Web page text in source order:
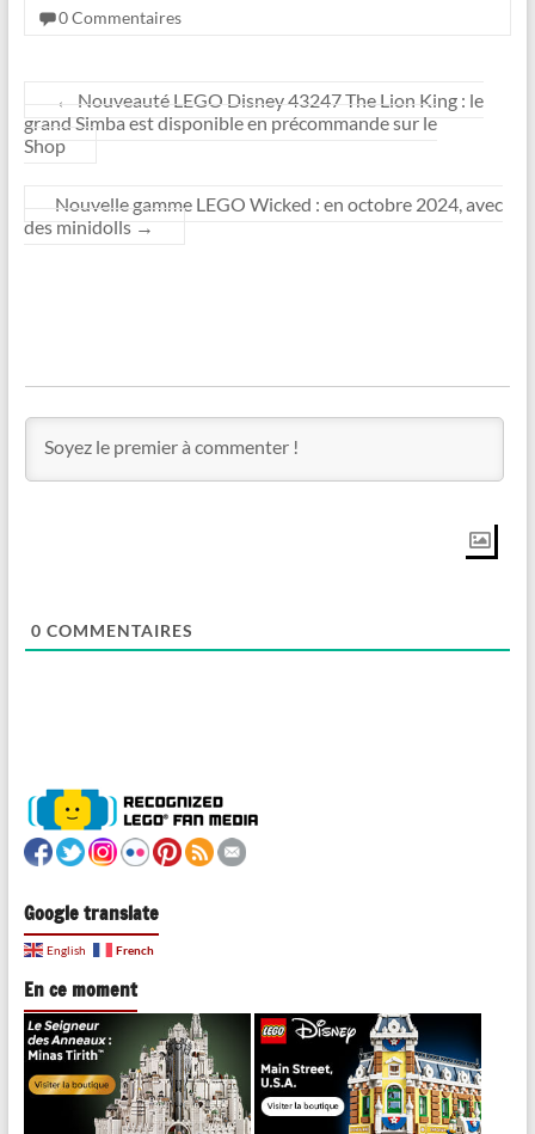
0 Commentaires
←
Nouveauté LEGO Disney 43247 The Lion King : le
grand Simba est disponible en précommande sur le
Shop
Nouvelle gamme LEGO Wicked : en octobre 2024, avec
des minidolls →
0 COMMENTAIRES
Google translate
English French
En ce moment